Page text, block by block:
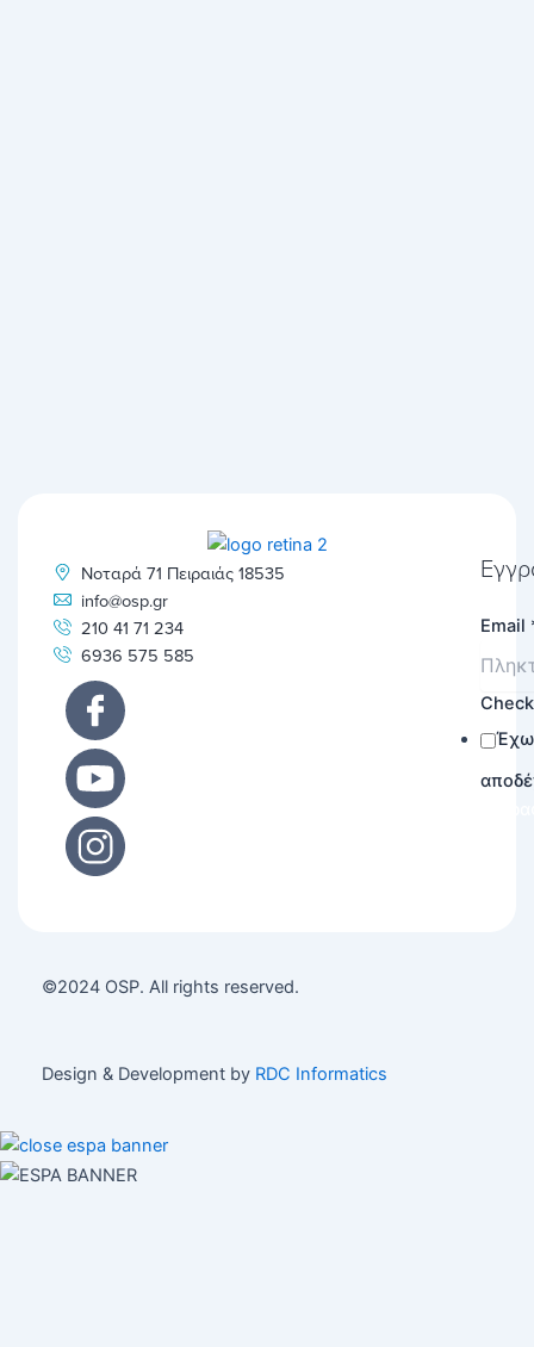
Νοταρά 71 Πειραιάς 18535
info@osp.gr
210 41 71 234
6936 575 585
Email
Έχω
©2024 OSP. All rights reserved.
Design & Development by RDC Informatics